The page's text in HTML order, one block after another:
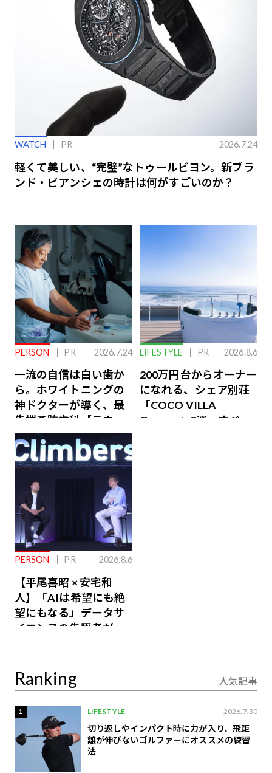
WATCH PR 2026.7.24
軽くて美しい、“完璧”なトゥールビヨン。新ブラ
ンド・ビアンシェの時計は何がすごいのか？
PERSON PR 2026.7.24
一流の自信は白い歯か
ら。ホワイトニングの
神ドクターが導く、最
先端予防歯科【ラウン
ジ会員特典あり】
LIFESTYLE PR 2026.8.6
200万円台からオーナー
になれる、シェア別荘
「COCO VILLA
Owners」3選。すべて
PERSON PR 2026.8.6
【平尾喜昭 × 安宅和
人】「AIは希望にも絶
望にもなる」データサ
イエンスの先駆者が語
Ranking 人気記事
1 LIFESTYLE 2026.7.30
切り返しやインパクト時に力が入り、飛距
離が伸びないゴルファーにオススメの練習
法